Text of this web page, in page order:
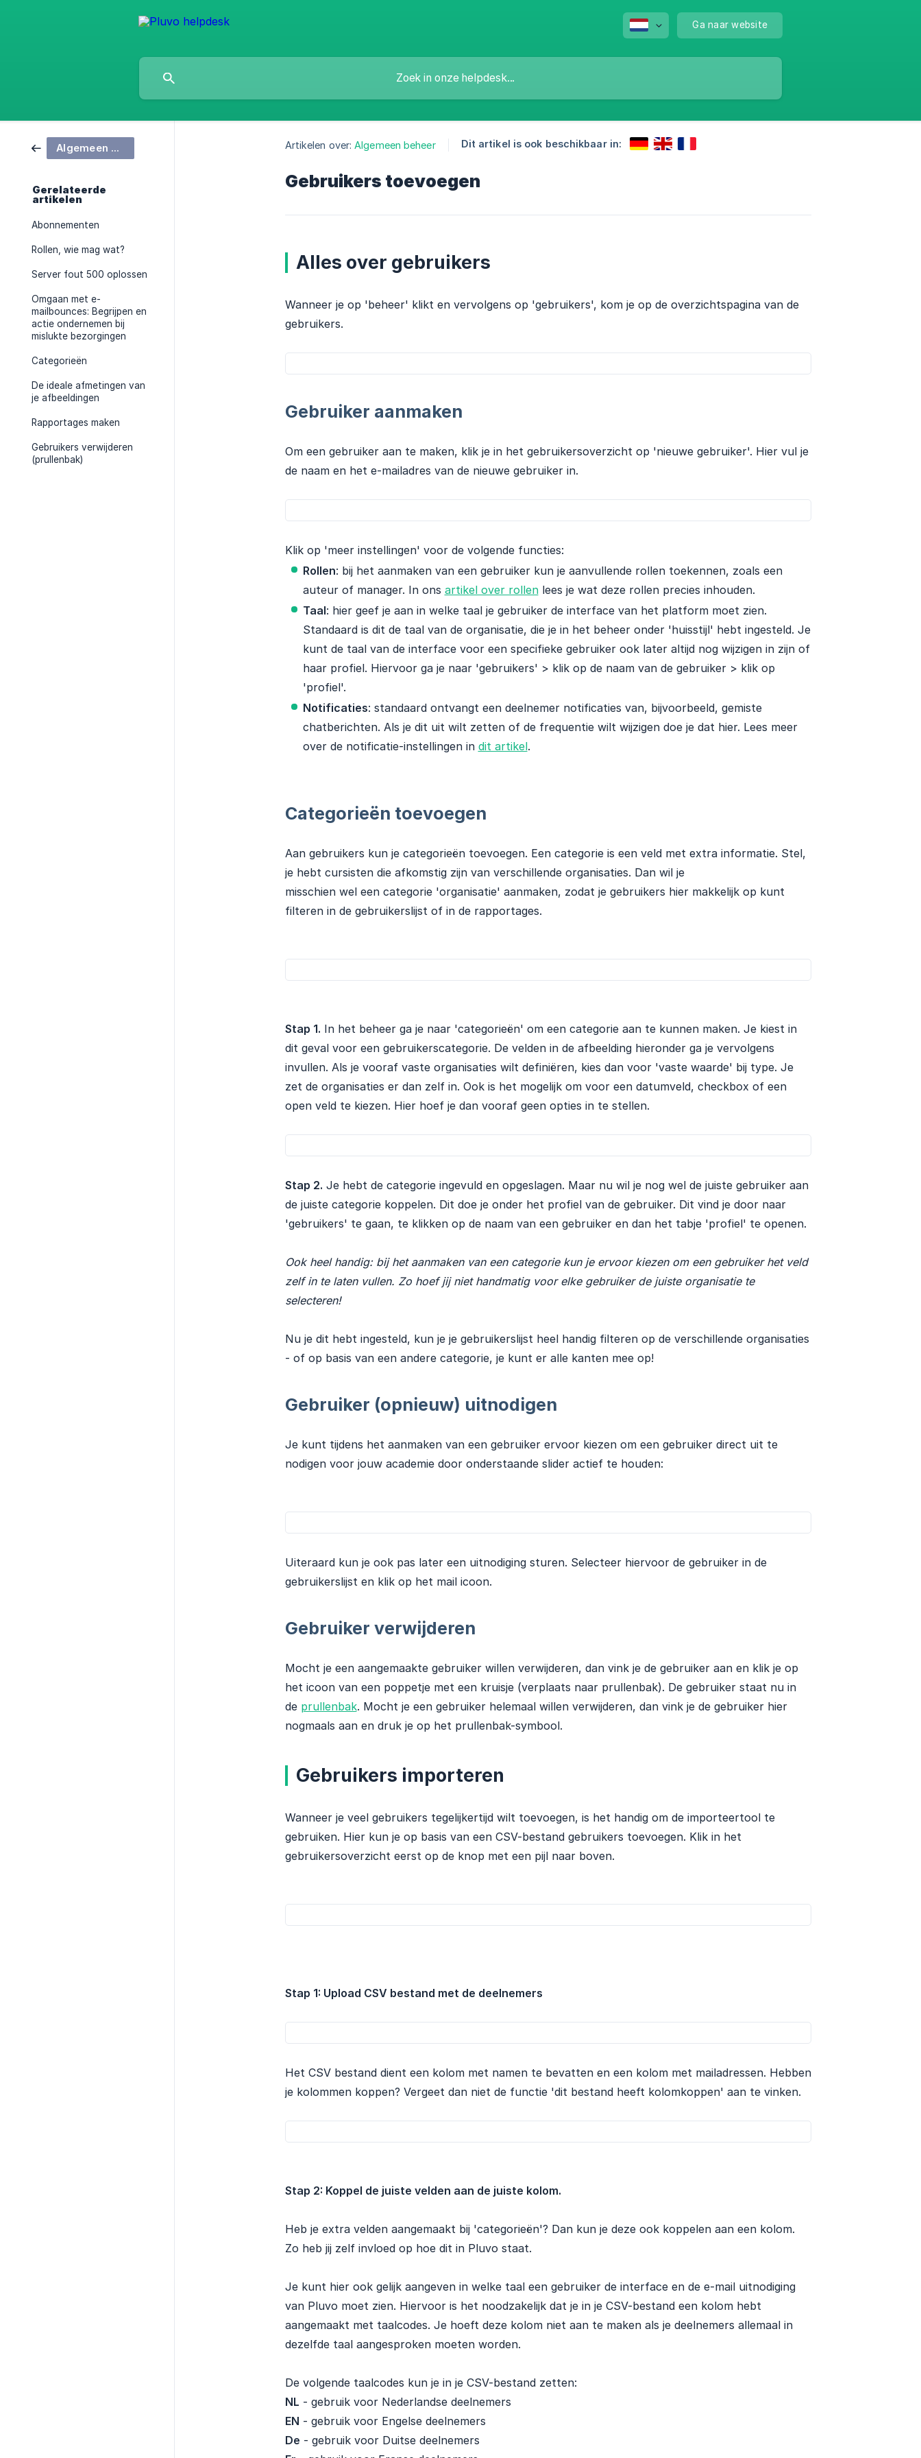
Ga naar website
Algemeen beheer
Gerelateerde
artikelen
Abonnementen
Rollen, wie mag wat?
Server fout 500 oplossen
Omgaan met e-
mailbounces: Begrijpen en
actie ondernemen bij
mislukte bezorgingen
Categorieën
De ideale afmetingen van
je afbeeldingen
Rapportages maken
Gebruikers verwijderen
(prullenbak)
Artikelen over: Algemeen beheer Dit artikel is ook beschikbaar in:
Gebruikers toevoegen
Alles over gebruikers
Wanneer je op 'beheer' klikt en vervolgens op 'gebruikers', kom je op de overzichtspagina van de
gebruikers.
Gebruiker aanmaken
Om een gebruiker aan te maken, klik je in het gebruikersoverzicht op 'nieuwe gebruiker'. Hier vul je
de naam en het e-mailadres van de nieuwe gebruiker in.
Klik op 'meer instellingen' voor de volgende functies:
Rollen: bij het aanmaken van een gebruiker kun je aanvullende rollen toekennen, zoals een
auteur of manager. In ons artikel over rollenlees je wat deze rollen precies inhouden.
Taal: hier geef je aan in welke taal je gebruiker de interface van het platform moet zien.
Standaard is dit de taal van de organisatie, die je in het beheer onder 'huisstijl' hebt ingesteld. Je
kunt de taal van de interface voor een specifieke gebruiker ook later altijd nog wijzigen in zijn of
haar profiel. Hiervoor ga je naar 'gebruikers' > klik op de naam van de gebruiker > klik op
'profiel'.
Notificaties: standaard ontvangt een deelnemer notificaties van, bijvoorbeeld, gemiste
chatberichten. Als je dit uit wilt zetten of de frequentie wilt wijzigen doe je dat hier. Lees meer
over de notificatie-instellingen in dit artikel.
Categorieën toevoegen
Aan gebruikers kun je categorieën toevoegen. Een categorie is een veld met extra informatie. Stel,
je hebt cursisten die afkomstig zijn van verschillende organisaties. Dan wil je
misschien wel een categorie 'organisatie' aanmaken, zodat je gebruikers hier makkelijk op kunt
filteren in de gebruikerslijst of in de rapportages.
Stap 1. In het beheer ga je naar 'categorieën' om een categorie aan te kunnen maken. Je kiest in
dit geval voor een gebruikerscategorie. De velden in de afbeelding hieronder ga je vervolgens
invullen. Als je vooraf vaste organisaties wilt definiëren, kies dan voor 'vaste waarde' bij type. Je
zet de organisaties er dan zelf in. Ook is het mogelijk om voor een datumveld, checkbox of een
open veld te kiezen. Hier hoef je dan vooraf geen opties in te stellen.
Stap 2. Je hebt de categorie ingevuld en opgeslagen. Maar nu wil je nog wel de juiste gebruiker aan
de juiste categorie koppelen. Dit doe je onder het profiel van de gebruiker. Dit vind je door naar
'gebruikers' te gaan, te klikken op de naam van een gebruiker en dan het tabje 'profiel' te openen.
Ook heel handig: bij het aanmaken van een categorie kun je ervoor kiezen om een gebruiker het veld
zelf in te laten vullen. Zo hoef jij niet handmatig voor elke gebruiker de juiste organisatie te
selecteren!
Nu je dit hebt ingesteld, kun je je gebruikerslijst heel handig filteren op de verschillende organisaties
- of op basis van een andere categorie, je kunt er alle kanten mee op!
Gebruiker (opnieuw) uitnodigen
Je kunt tijdens het aanmaken van een gebruiker ervoor kiezen om een gebruiker direct uit te
nodigen voor jouw academie door onderstaande slider actief te houden:
Uiteraard kun je ook pas later een uitnodiging sturen. Selecteer hiervoor de gebruiker in de
gebruikerslijst en klik op het mail icoon.
Gebruiker verwijderen
Mocht je een aangemaakte gebruiker willen verwijderen, dan vink je de gebruiker aan en klik je op
het icoon van een poppetje met een kruisje (verplaats naar prullenbak). De gebruiker staat nu in
de prullenbak. Mocht je een gebruiker helemaal willen verwijderen, dan vink je de gebruiker hier
nogmaals aan en druk je op het prullenbak-symbool.
Gebruikers importeren
Wanneer je veel gebruikers tegelijkertijd wilt toevoegen, is het handig om de importeertool te
gebruiken. Hier kun je op basis van een CSV-bestand gebruikers toevoegen. Klik in het
gebruikersoverzicht eerst op de knop met een pijl naar boven.
Stap 1: Upload CSV bestand met de deelnemers
Het CSV bestand dient een kolom met namen te bevatten en een kolom met mailadressen. Hebben
je kolommen koppen? Vergeet dan niet de functie 'dit bestand heeft kolomkoppen' aan te vinken.
Stap 2: Koppel de juiste velden aan de juiste kolom.
Heb je extra velden aangemaakt bij 'categorieën'? Dan kun je deze ook koppelen aan een kolom.
Zo heb jij zelf invloed op hoe dit in Pluvo staat.
Je kunt hier ook gelijk aangeven in welke taal een gebruiker de interface en de e-mail uitnodiging
van Pluvo moet zien. Hiervoor is het noodzakelijk dat je in je CSV-bestand een kolom hebt
aangemaakt met taalcodes. Je hoeft deze kolom niet aan te maken als je deelnemers allemaal in
dezelfde taal aangesproken moeten worden.
De volgende taalcodes kun je in je CSV-bestand zetten:
NL - gebruik voor Nederlandse deelnemers
EN - gebruik voor Engelse deelnemers
De - gebruik voor Duitse deelnemers